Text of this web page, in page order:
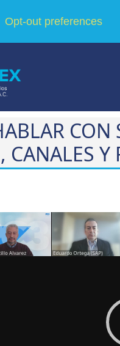
Opt-out preferences
CON
CANALES Y